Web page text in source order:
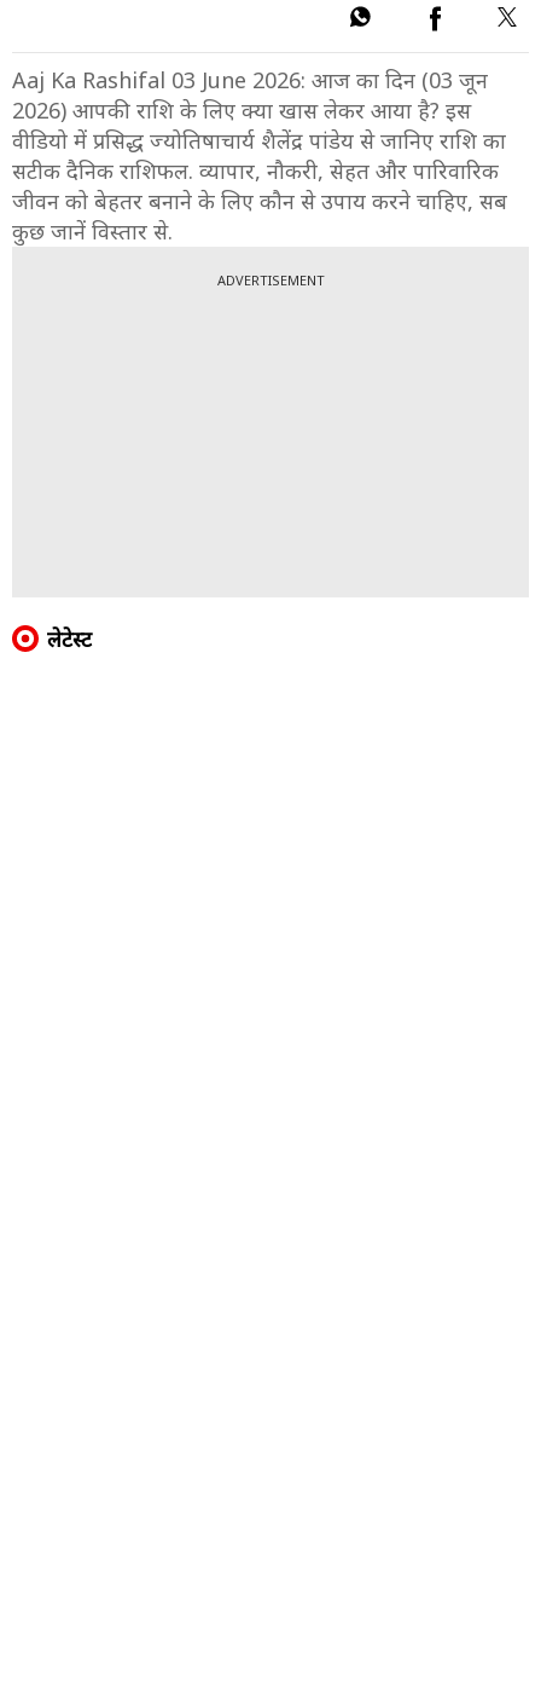
Aaj Ka Rashifal 03 June 2026: आज का दिन (03 जून
2026) आपकी राशि के लिए क्या खास लेकर आया है? इस
वीडियो में प्रसिद्ध ज्योतिषाचार्य शैलेंद्र पांडेय से जानिए राशि का
सटीक दैनिक राशिफल. व्यापार, नौकरी, सेहत और पारिवारिक
जीवन को बेहतर बनाने के लिए कौन से उपाय करने चाहिए, सब
कुछ जानें विस्तार से.
ADVERTISEMENT
लेटेस्ट